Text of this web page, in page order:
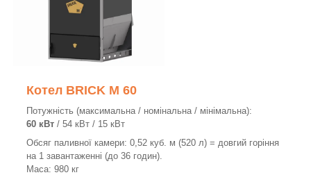
Котел BRICK M 60
Потужність (максимальна / номінальна / мінімальна):
60 кВт / 54 кВт / 15 кВт
Обсяг паливної камери: 0,52 куб. м (520 л) = довгий горіння
на 1 завантаженні (до 36 годин).
Маса: 980 кг